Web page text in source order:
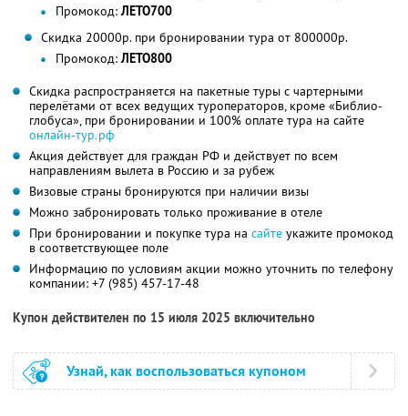
Промокод:ЛЕТО700
Скидка 20000р. при бронировании тура от 800000р.
Промокод:ЛЕТО800
Скидка распространяется на пакетные туры с чартерными
перелётами от всех ведущих туроператоров, кроме «Библио-
глобуса», при бронировании и 100% оплате тура на сайте
онлайн-тур.рф
Акция действует для граждан РФ и действует по всем
направлениям вылета в Россию и за рубеж
Визовые страны бронируются при наличии визы
Можно забронировать только проживание в отеле
При бронировании и покупке тура на сайте укажите промокод
в соответствующее поле
Информацию по условиям акции можно уточнить по телефону
компании: +7 (985) 457-17-48
Купон действителен по 15 июля 2025 включительно
Узнай, как воспользоваться купоном